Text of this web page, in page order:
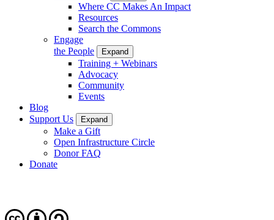
Where CC Makes An Impact
Resources
Search the Commons
Engage
the People
Expand
Training + Webinars
Advocacy
Community
Events
Blog
Support Us
Expand
Make a Gift
Open Infrastructure Circle
Donor FAQ
Donate